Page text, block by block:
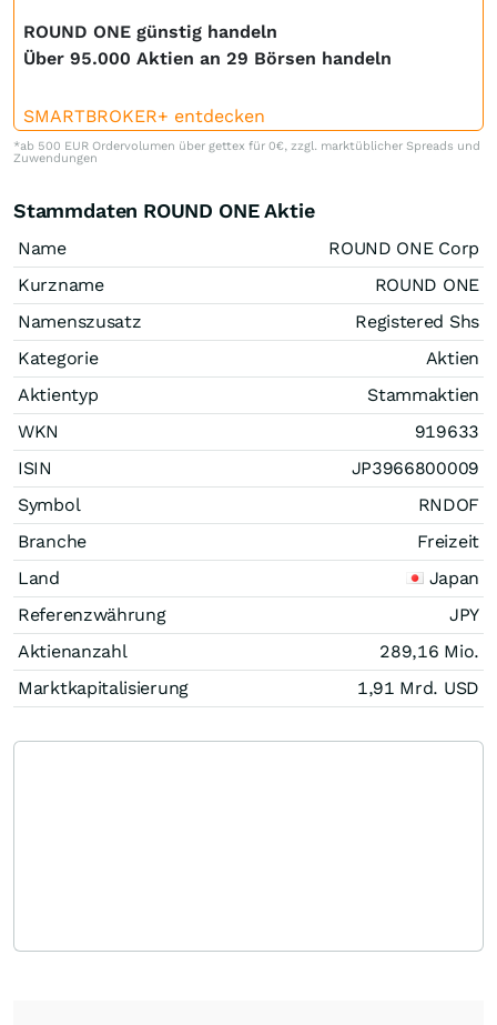
ROUND ONE günstig handeln
Über 95.000 Aktien an 29 Börsen handeln
SMARTBROKER+ entdecken
*ab 500 EUR Ordervolumen über gettex für 0€, zzgl. marktüblicher Spreads und
Zuwendungen
Stammdaten ROUND ONE Aktie
Name
ROUND ONE Corp
Kurzname
ROUND ONE
Namenszusatz
Registered Shs
Kategorie
Aktien
Aktientyp
Stammaktien
WKN
919633
ISIN
JP3966800009
Symbol
RNDOF
Branche
Freizeit
Land
Japan
Referenzwährung
JPY
Aktienanzahl
289,16 Mio.
Marktkapitalisierung
1,91 Mrd. USD